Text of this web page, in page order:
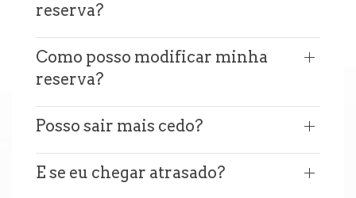
reserva?
Como posso modificar minha
reserva?
Posso sair mais cedo?
E se eu chegar atrasado?